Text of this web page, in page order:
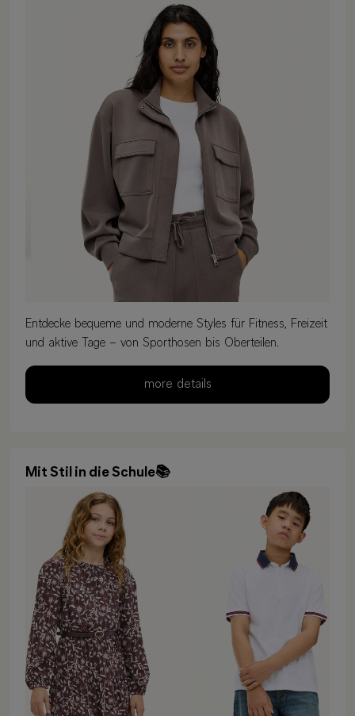
Entdecke bequeme und moderne Styles für Fitness, Freizeit
und aktive Tage – von Sporthosen bis Oberteilen.
more details
Mit Stil in die Schule📚